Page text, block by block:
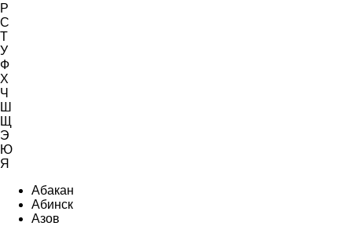
Р
С
Т
У
Ф
Х
Ч
Ш
Щ
Э
Ю
Я
Абакан
Абинск
Азов